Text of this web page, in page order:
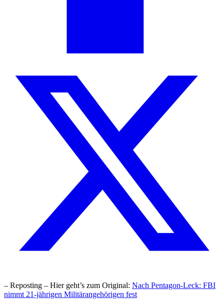
– Reposting – Hier geht’s zum Original: Nach Pentagon-Leck: FBI
nimmt 21-jährigen Militärangehörigen fest